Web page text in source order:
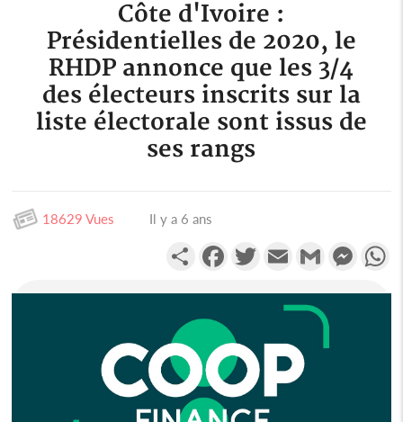
Côte d'Ivoire :
Présidentielles de 2020, le
RHDP annonce que les 3/4
des électeurs inscrits sur la
liste électorale sont issus de
ses rangs
18629 Vues Il y a 6 ans
PartagerFacebookTwitterEmail Gmail